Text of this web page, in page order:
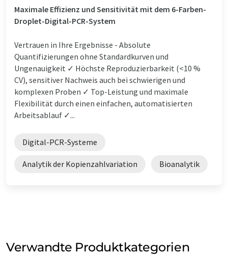
Maximale Effizienz und Sensitivität mit dem 6-Farben-
Droplet-Digital-PCR-System
Vertrauen in Ihre Ergebnisse - Absolute
Quantifizierungen ohne Standardkurven und
Ungenauigkeit ✓ Höchste Reproduzierbarkeit (<10 %
CV), sensitiver Nachweis auch bei schwierigen und
komplexen Proben ✓ Top-Leistung und maximale
Flexibilität durch einen einfachen, automatisierten
Arbeitsablauf ✓...
Digital-PCR-Systeme
Analytik der Kopienzahlvariation Bioanalytik
Verwandte Produktkategorien